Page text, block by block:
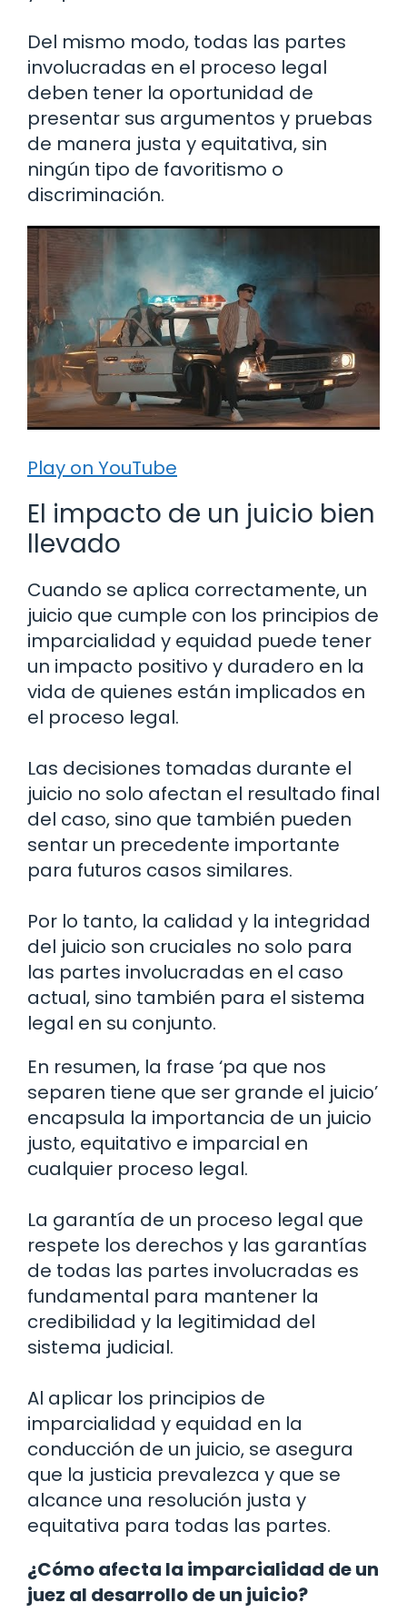
Del mismo modo, todas las partes
involucradas en el proceso legal
deben tener la oportunidad de
presentar sus argumentos y pruebas
de manera justa y equitativa, sin
ningún tipo de favoritismo o
discriminación.
Play on YouTube
El impacto de un juicio bien
llevado
Cuando se aplica correctamente, un
juicio que cumple con los principios de
imparcialidad y equidad puede tener
un impacto positivo y duradero en la
vida de quienes están implicados en
el proceso legal.
Las decisiones tomadas durante el
juicio no solo afectan el resultado final
del caso, sino que también pueden
sentar un precedente importante
para futuros casos similares.
Por lo tanto, la calidad y la integridad
del juicio son cruciales no solo para
las partes involucradas en el caso
actual, sino también para el sistema
legal en su conjunto.
En resumen, la frase ‘pa que nos
separen tiene que ser grande el juicio’
encapsula la importancia de un juicio
justo, equitativo e imparcial en
cualquier proceso legal.
La garantía de un proceso legal que
respete los derechos y las garantías
de todas las partes involucradas es
fundamental para mantener la
credibilidad y la legitimidad del
sistema judicial.
Al aplicar los principios de
imparcialidad y equidad en la
conducción de un juicio, se asegura
que la justicia prevalezca y que se
alcance una resolución justa y
equitativa para todas las partes.
¿Cómo afecta la imparcialidad de un
juez al desarrollo de un juicio?